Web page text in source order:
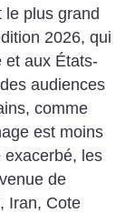
le plus grand
2026, qui
et aux États-
audiences
comme
est moins
exacerbé, les
de
Iran, Cote